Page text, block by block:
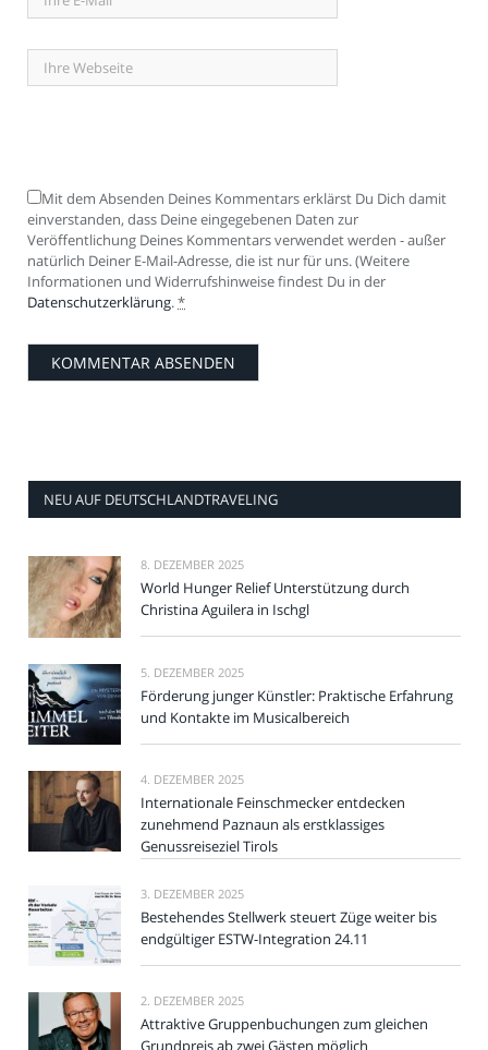
Mit dem Absenden Deines Kommentars erklärst Du Dich damit
einverstanden, dass Deine eingegebenen Daten zur
Veröffentlichung Deines Kommentars verwendet werden - außer
natürlich Deiner E-Mail-Adresse, die ist nur für uns. (Weitere
Informationen und Widerrufshinweise findest Du in der
Datenschutzerklärung.*
NEU AUF DEUTSCHLANDTRAVELING
8. DEZEMBER 2025
World Hunger Relief Unterstützung durch
Christina Aguilera in Ischgl
5. DEZEMBER 2025
Förderung junger Künstler: Praktische Erfahrung
und Kontakte im Musicalbereich
4. DEZEMBER 2025
Internationale Feinschmecker entdecken
zunehmend Paznaun als erstklassiges
Genussreiseziel Tirols
3. DEZEMBER 2025
Bestehendes Stellwerk steuert Züge weiter bis
endgültiger ESTW-Integration 24.11
2. DEZEMBER 2025
Attraktive Gruppenbuchungen zum gleichen
Grundpreis ab zwei Gästen möglich